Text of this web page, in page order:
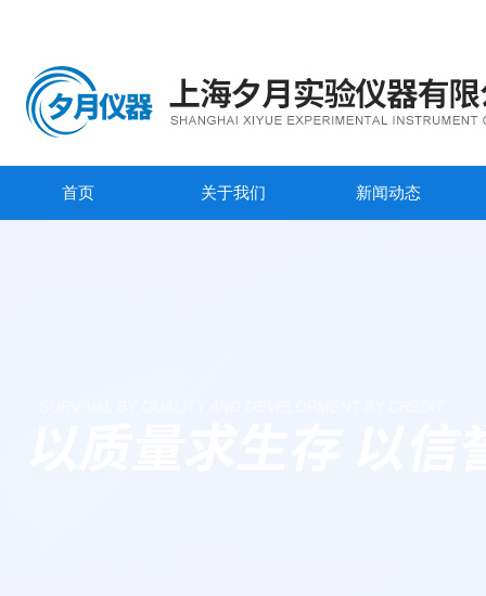
首页 关于我们 新闻动态